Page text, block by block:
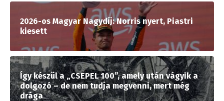
2026-os Magyar Nagydíj: Norris nyert, Piastri
kiesett
Így készül a „CSEPEL 100”, amely után vágyik a
dolgozó – de nem tudja megvenni, mert még
drága